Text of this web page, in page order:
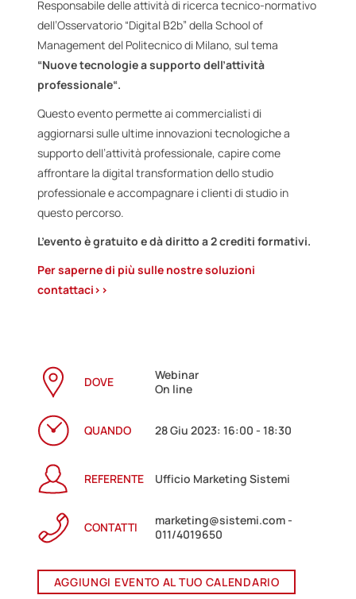
Responsabile delle attività di ricerca tecnico-normativo
dell’Osservatorio “Digital B2b” della School of
Management del Politecnico di Milano, sul tema
“Nuove tecnologie a supporto dell’attività
professionale“.
Questo evento permette ai commercialisti di
aggiornarsi sulle ultime innovazioni tecnologiche a
supporto dell’attività professionale, capire come
affrontare la digital transformation dello studio
professionale e accompagnare i clienti di studio in
questo percorso.
L’evento è gratuito e dà diritto a 2 crediti formativi.
Per saperne di più sulle nostre soluzioni
contattaci>>
DOVE
Webinar
On line
QUANDO 28 Giu 2023: 16:00 - 18:30
REFERENTE Ufficio Marketing Sistemi
CONTATTI
marketing@sistemi.com -
011/4019650
AGGIUNGI EVENTO AL TUO CALENDARIO